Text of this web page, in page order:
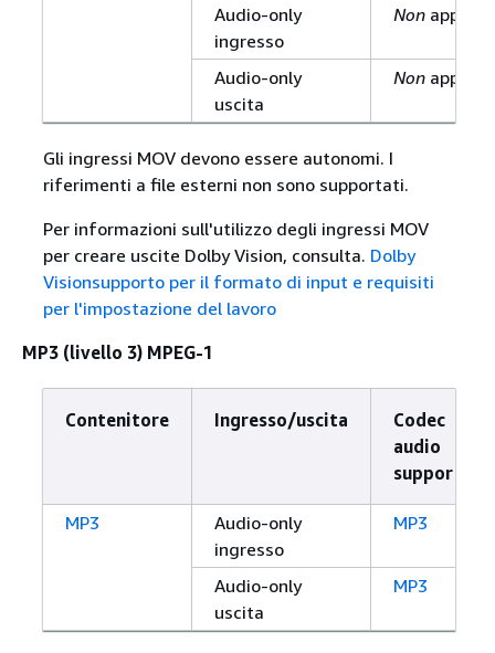
Audio-only
ingresso
Non
Audio-only
uscita
Non
Gli ingressi MOV devono essere autonomi. I
riferimenti a file esterni non sono supportati.
Per informazioni sull'utilizzo degli ingressi MOV
per creare uscite Dolby Vision, consulta. Dolby
Visionsupporto per il formato di input e requisiti
per l'impostazione del lavoro
MP3 (livello 3) MPEG-1
Contenitore Ingresso/uscita
Codec
audio
supportato
MP3
Audio-only
ingresso
MP3
Audio-only
uscita
MP3